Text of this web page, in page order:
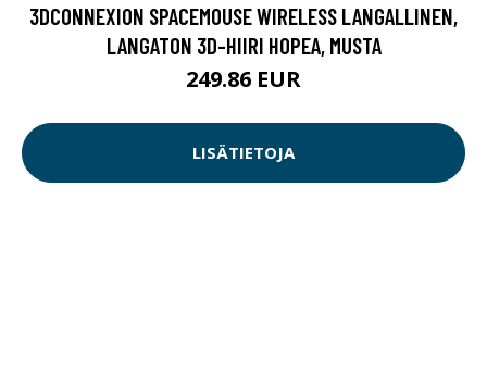
3DCONNEXION SPACEMOUSE WIRELESS LANGALLINEN,
LANGATON 3D-HIIRI HOPEA, MUSTA
249.86 EUR
LISÄTIETOJA